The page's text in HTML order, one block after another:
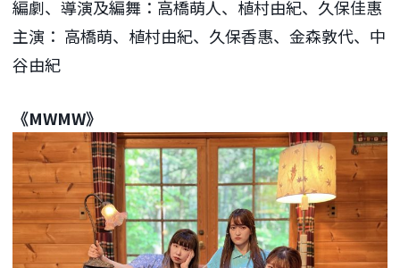
編劇、導演及編舞：高橋萌人、植村由紀、久保佳惠
主演： 高橋萌、植村由紀、久保香惠、金森敦代、中
谷由紀
《MWMW》